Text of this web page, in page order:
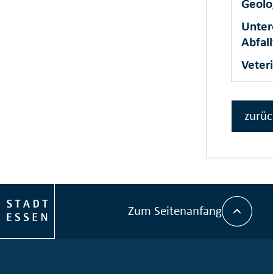
Zum Seitenanfang